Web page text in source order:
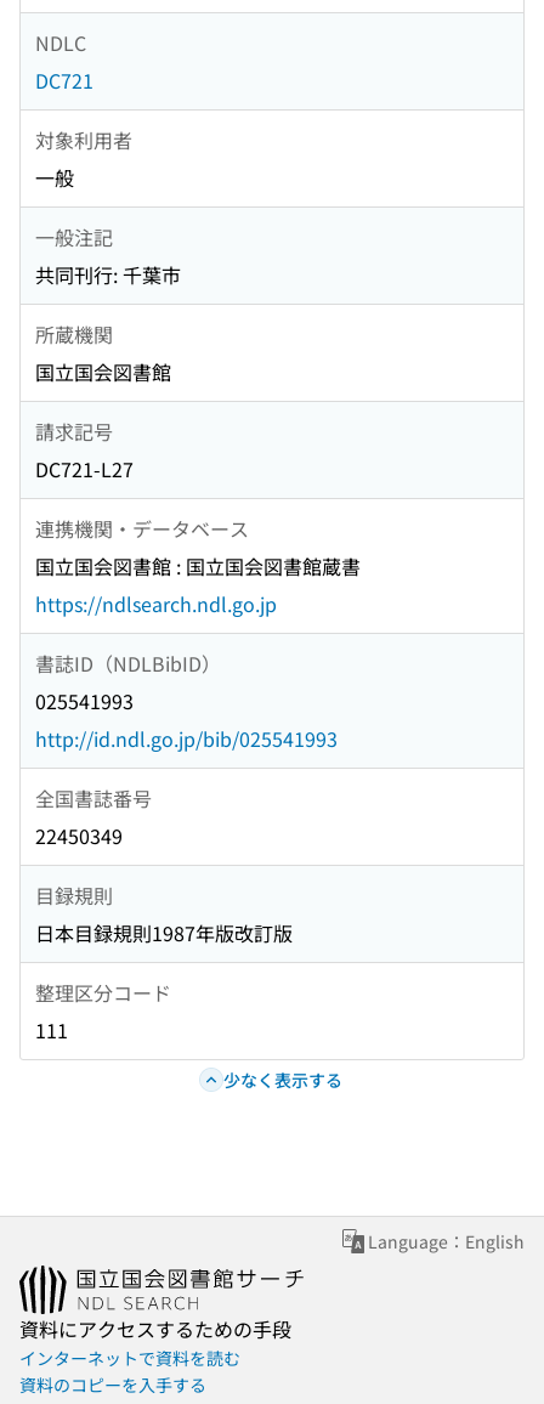
NDLC
DC721
対象利用者
一般
一般注記
共同刊行: 千葉市
所蔵機関
国立国会図書館
請求記号
DC721-L27
連携機関・データベース
国立国会図書館 : 国立国会図書館蔵書
https://ndlsearch.ndl.go.jp
書誌ID（NDLBibID）
025541993
http://id.ndl.go.jp/bib/025541993
全国書誌番号
22450349
目録規則
日本目録規則1987年版改訂版
整理区分コード
111
少なく表示する
Language：English
資料にアクセスするための手段
インターネットで資料を読む
資料のコピーを入手する